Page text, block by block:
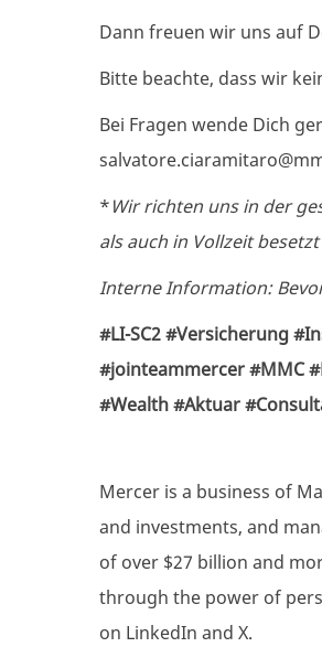
Dann freuen wir uns auf
Bitte beachte, dass wir
Bei Fragen wende Dich
*Wir richten uns in der
als auch in Vollzeit
Interne Information:
#LI-SC2 #Versicherung
#jointeammercer#MMC
#Wealth#Aktuar
Mercer is a business of
and investments, and
of over $27 billion and
through the power of
on LinkedIn and X.